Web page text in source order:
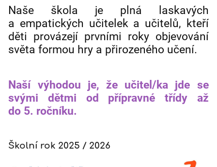
Naše škola je plná laskavých
a empatických učitelek a učitelů, kteří
děti provázejí prvními roky objevování
světa formou hry a přirozeného učení.
Naší výhodou je, že učitel/ka jde se
svými dětmi od přípravné třídy až
do 5. ročníku.
Školní rok 2025 / 2026